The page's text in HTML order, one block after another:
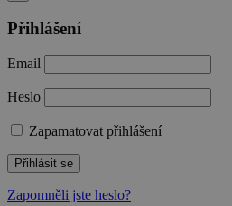
Přihlášení
Email
Heslo
Zapamatovat přihlášení
Přihlásit se
Zapomněli jste heslo?